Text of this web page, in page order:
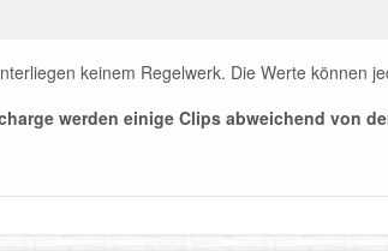
keinem Regelwerk. Die Werte können
werden einige Clips abweichend von